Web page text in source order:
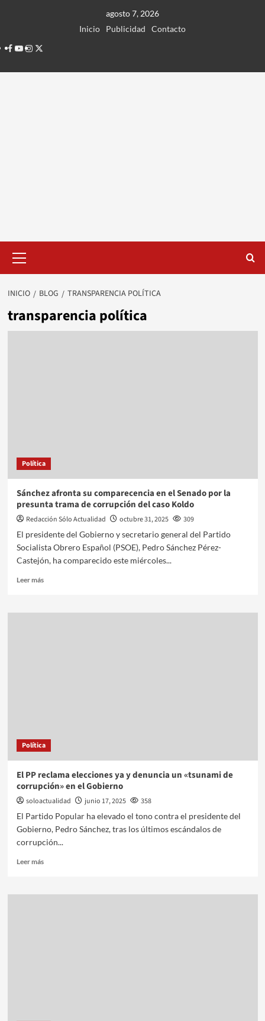
agosto 7, 2026
Inicio
Publicidad
Contacto
Facebook
Youtube
Instagram
Twitter
principal
INICIO BLOG TRANSPARENCIA POLÍTICA
transparencia política
Política
Sánchez afronta su comparecencia en el Senado por la
presunta trama de corrupción del caso Koldo
Redacción Sólo Actualidad octubre 31, 2025
309
El presidente del Gobierno y secretario general del Partido
Socialista Obrero Español (PSOE), Pedro Sánchez Pérez-
Castejón, ha comparecido este miércoles...
Leer más
Política
El PP reclama elecciones ya y denuncia un «tsunami de
corrupción» en el Gobierno
soloactualidad junio 17, 2025
358
El Partido Popular ha elevado el tono contra el presidente del
Gobierno, Pedro Sánchez, tras los últimos escándalos de
corrupción...
Leer más